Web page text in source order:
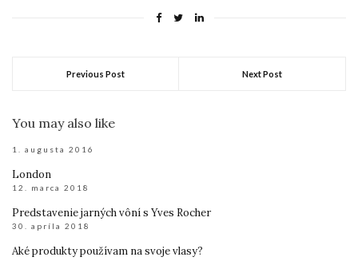
Previous Post Next Post
You may also like
1. augusta 2016
London
12. marca 2018
Predstavenie jarných vôní s Yves Rocher
30. apríla 2018
Aké produkty používam na svoje vlasy?